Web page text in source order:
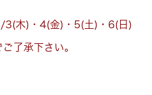
木)・4(金)・5(土)・6(日)
了承下さい。